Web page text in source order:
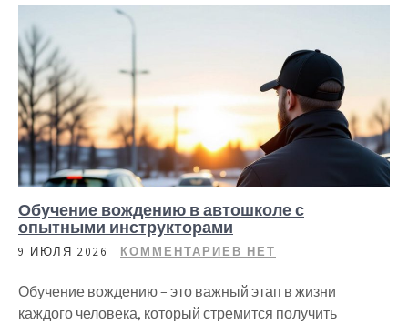
Обучение вождению в автошколе с
опытными инструкторами
9 ИЮЛЯ 2026 КОММЕНТАРИЕВ НЕТ
Обучение вождению – это важный этап в жизни
каждого человека, который стремится получить